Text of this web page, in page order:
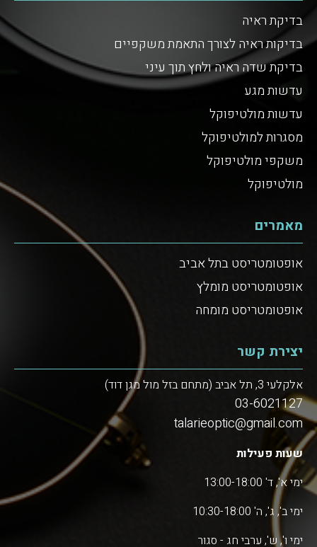
בדיקת ראיה
בדיקות ראיה לצורך התאמת משקפיים
בדיקת שדה ראיה ולחץ תוך עיני
עדשות מגע
עדשות מולטיפוקל
מסגרות למולטיפוקל
משקפי מולטיפוקל
מולטיפוקל
מאמרים
אופטומטריסט בתל אביב
אופטומטריסט מומלץ
אופטומטריסט מומחה
יצירת קשר
אלקלעי 3, תל אביב (מתחם בזל מול מגן דוד)
03-6021127
talarieoptic@gmail.com
שעות פעילות
ימי א', ד' 13:00-18:00
ימי ב', ג', ה' 10:30-18:00
ימי ו', ש', ערבי חג - סגור